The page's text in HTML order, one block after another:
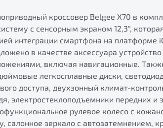
кроссовер Belgee X70 в
с сенсорным экраном 12,3",
интеграции смартфона на платформе
в качестве аксессуара
включая навигационные.
легкосплавные диски,
доступа, двухзонный климат-
электростеклоподъемники передних
рулевое колесо с
салонное зеркало с автозатемнением,